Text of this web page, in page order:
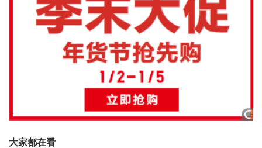
大家都在看